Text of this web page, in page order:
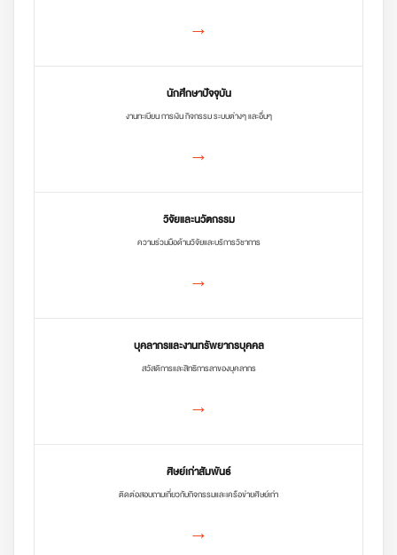
→
นักศึกษาปัจจุบัน
งานทะเบียน การเงิน กิจกรรม ระบบต่างๆ และอื่นๆ
→
วิจัยและนวัตกรรม
ความร่วมมือด้านวิจัยและบริการวิชาการ
→
บุคลากรและงานทรัพยากรบุคคล
สวัสดิการและสิทธิการลาของบุคลากร
→
ศิษย์เก่าสัมพันธ์
ติดต่อสอบถามเกี่ยวกับกิจกรรมและเครือข่ายศิษย์เก่า
→